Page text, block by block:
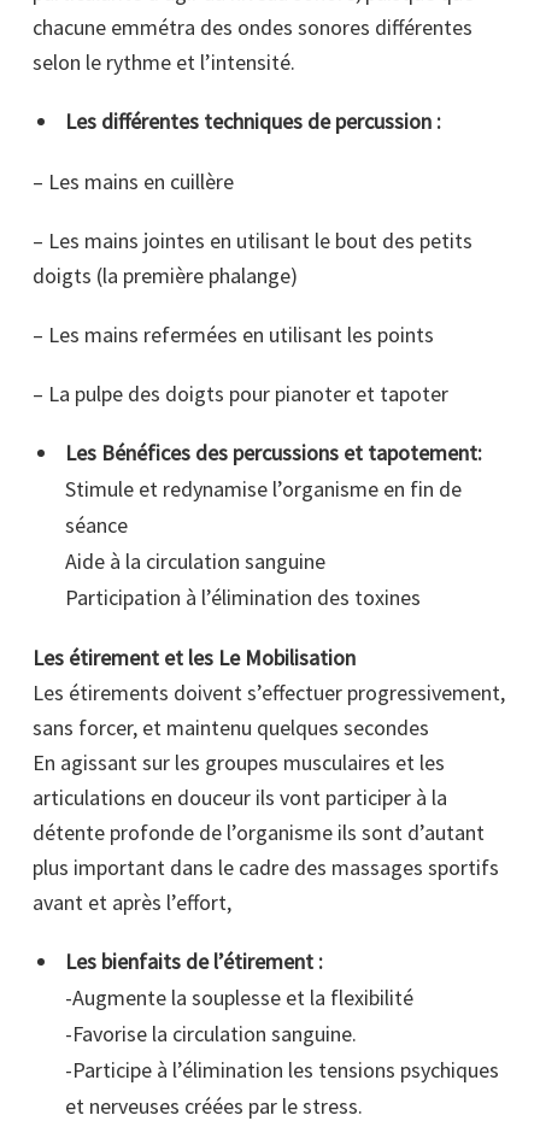
chacune emmétra des ondes sonores différentes
selon le rythme et l’intensité.
Les différentes techniques de percussion :
– Les mains en cuillère
– Les mains jointes en utilisant le bout des petits
doigts (la première phalange)
– Les mains refermées en utilisant les points
– La pulpe des doigts pour pianoter et tapoter
Les Bénéfices des percussions et tapotement:
Stimule et redynamise l’organisme en fin de
séance
Aide à la circulation sanguine
Participation à l’élimination des toxines
Les étirement et les Le Mobilisation
Les étirements doivent s’effectuer progressivement,
sans forcer, et maintenu quelques secondes
En agissant sur les groupes musculaires et les
articulations en douceur ils vont participer à la
détente profonde de l’organisme ils sont d’autant
plus important dans le cadre des massages sportifs
avant et après l’effort,
Les bienfaits de l’étirement :
-Augmente la souplesse et la flexibilité
-Favorise la circulation sanguine.
-Participe à l’élimination les tensions psychiques
et nerveuses créées par le stress.